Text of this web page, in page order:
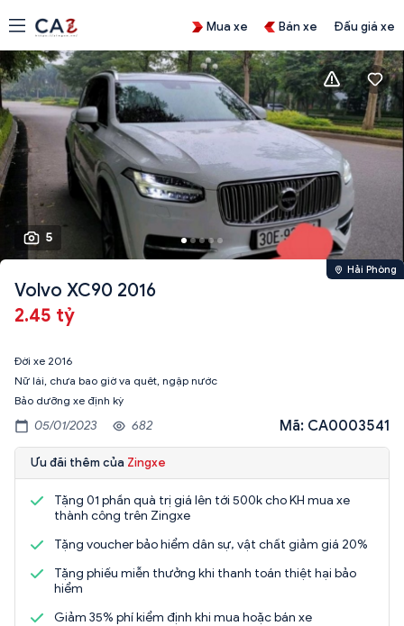
Mua xe Bán xe Đấu giá xe
5
Hải Phòng
Volvo XC90 2016
2.45 tỷ
Đời xe 2016
Nữ lái, chưa bao giờ va quêt, ngập nước
Bảo dưỡng xe định kỳ
05/01/2023 682 Mã: CA0003541
Ưu đãi thêm của Zingxe
Tặng 01 phần quà trị giá lên tới 500k cho KH mua xe
thành công trên Zingxe
Tặng voucher bảo hiểm dân sự, vật chất giảm giá 20%
Tặng phiếu miễn thưởng khi thanh toán thiệt hại bảo
hiểm
Giảm 35% phí kiểm định khi mua hoặc bán xe